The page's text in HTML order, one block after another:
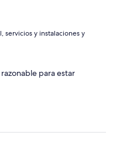
servicios y instalaciones y
para estar